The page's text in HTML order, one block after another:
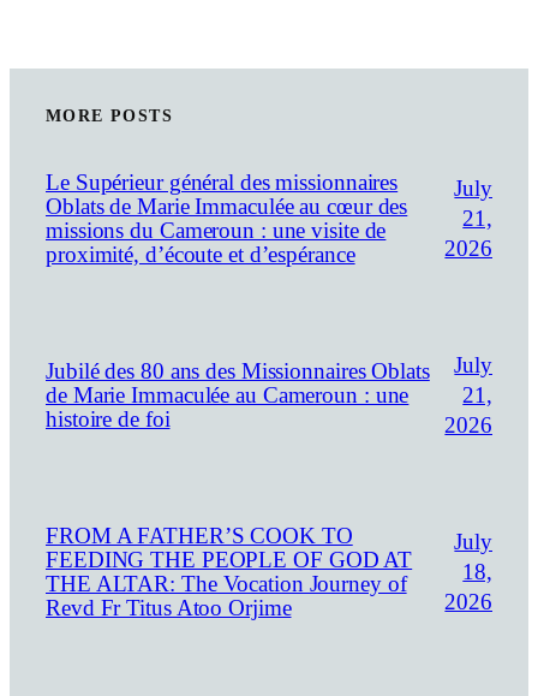
MORE POSTS
Le Supérieur général des missionnaires
Oblats de Marie Immaculée au cœur des
missions du Cameroun : une visite de
proximité, d’écoute et d’espérance
July
21,
2026
Jubilé des 80 ans des Missionnaires Oblats
de Marie Immaculée au Cameroun : une
histoire de foi
July
21,
2026
FROM A FATHER’S COOK TO
FEEDING THE PEOPLE OF GOD AT
THE ALTAR: The Vocation Journey of
Revd Fr Titus Atoo Orjime
July
18,
2026